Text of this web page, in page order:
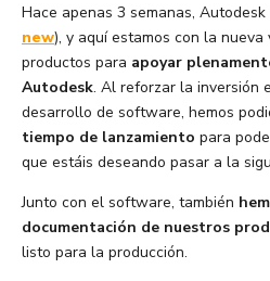
Hace apenas 3 semanas,
new), y aquí estamos con la
productos para apoyar
Autodesk. Al reforzar la inversión
desarrollo de software, hemos
tiempo de lanzamiento para
que estáis deseando pasar a la
Junto con el software, también
documentación de nuestros
listo para la producción.